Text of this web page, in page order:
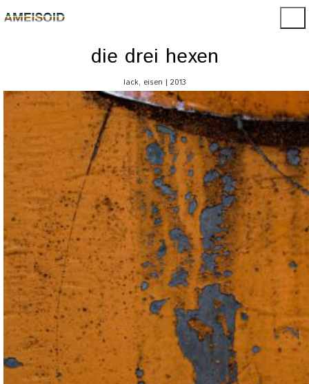
die drei hexen
lack, eisen | 2013